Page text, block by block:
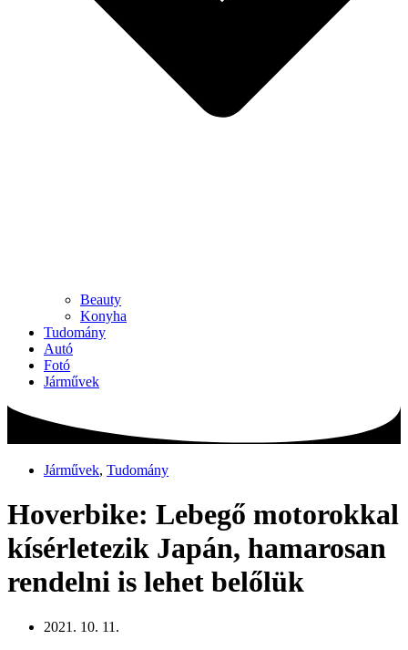
Beauty
Konyha
Tudomány
Autó
Fotó
Járművek
Járművek, Tudomány
Hoverbike: Lebegő motorokkal
kísérletezik Japán, hamarosan
rendelni is lehet belőlük
2021. 10. 11.